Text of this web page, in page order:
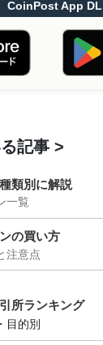
CoinPost App DL
記事
類別に解説
一覧
の買い方
注意点
所ランキング
目的別